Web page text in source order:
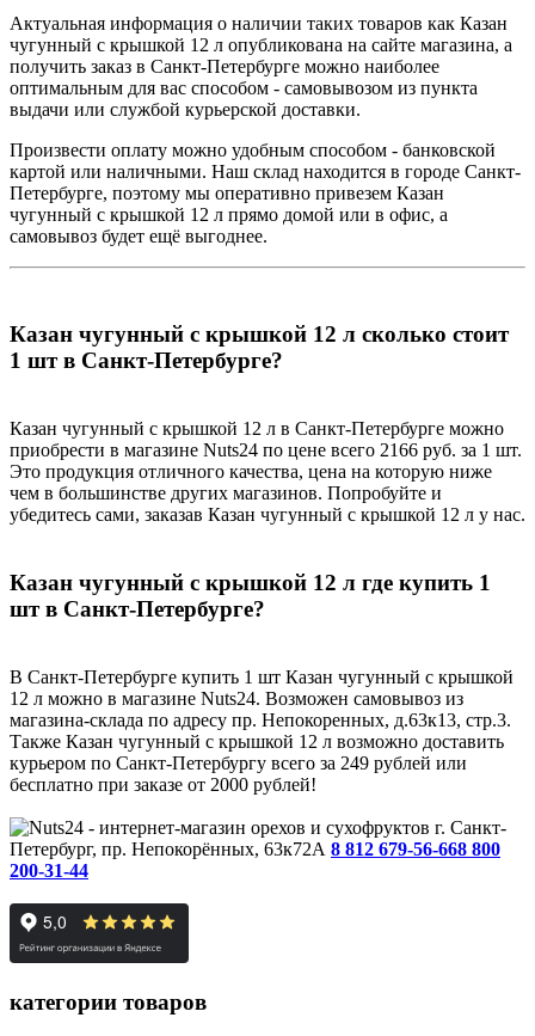
Актуальная информация о наличии таких товаров как Казан
чугунный с крышкой 12 л опубликована на сайте магазина, а
получить заказ в Санкт-Петербурге можно наиболее
оптимальным для вас способом - самовывозом из пункта
выдачи или службой курьерской доставки.
Произвести оплату можно удобным способом - банковской
картой или наличными. Наш склад находится в городе Санкт-
Петербурге, поэтому мы оперативно привезем Казан
чугунный с крышкой 12 л прямо домой или в офис, а
самовывоз будет ещё выгоднее.
Казан чугунный с крышкой 12 л сколько стоит
1 шт в Санкт-Петербурге?
Казан чугунный с крышкой 12 л в Санкт-Петербурге можно
приобрести в магазине Nuts24 по цене всего 2166 руб. за 1 шт.
Это продукция отличного качества, цена на которую ниже
чем в большинстве других магазинов. Попробуйте и
убедитесь сами, заказав Казан чугунный с крышкой 12 л у нас.
Казан чугунный с крышкой 12 л где купить 1
шт в Санкт-Петербурге?
В Санкт-Петербурге купить 1 шт Казан чугунный с крышкой
12 л можно в магазине Nuts24. Возможен самовывоз из
магазина-склада по адресу пр. Непокоренных, д.63к13, стр.3.
Также Казан чугунный с крышкой 12 л возможно доставить
курьером по Санкт-Петербургу всего за 249 рублей или
бесплатно при заказе от 2000 рублей!
г. Санкт-
Петербург, пр. Непокорённых, 63к72А 8 812 679-56-668 800
200-31-44
категории товаров